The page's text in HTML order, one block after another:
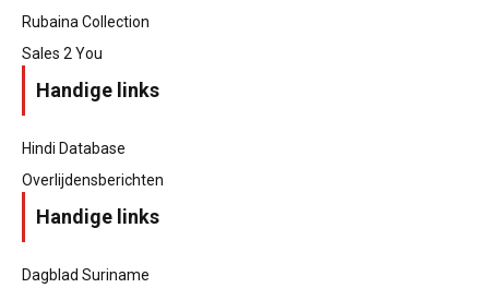
Rubaina Collection
Sales 2 You
Handige links
Hindi Database
Overlijdensberichten
Handige links
Dagblad Suriname